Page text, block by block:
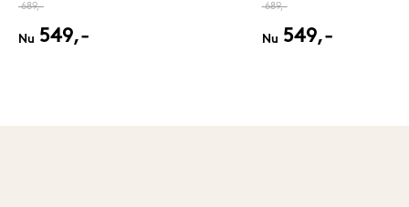
689,-
Nu 549,-
689,-
Nu 549,-